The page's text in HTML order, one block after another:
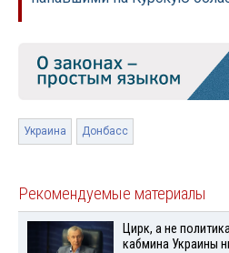
Украина Донбасс
Рекомендуемые материалы
Цирк, а не
кабмина Украины